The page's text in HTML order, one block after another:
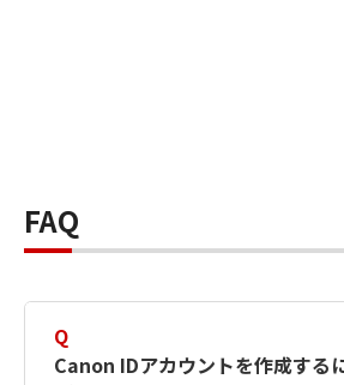
FAQ
Q
Canon IDアカウントを作成する